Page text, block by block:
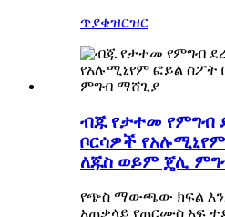
ጥያቄዝርዝር
ብጁ የታተመ የምግብ
ቦርሳዎች
ለጁስ ወይም ጄሊ
የጭስ ማውጫው ክፍል
አጠቃላይ የጠርሙስ አፍ